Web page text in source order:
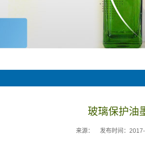
玻璃保护油
来源： 发布时间：